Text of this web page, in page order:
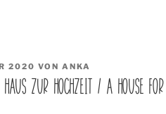
2020 VON ANKA
HAUS ZUR HOCHZEIT / A HOUSE